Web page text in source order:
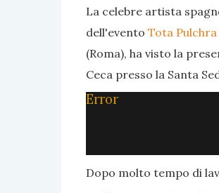
La celebre artista
dell'evento Tota
(Roma), ha visto la
Ceca presso la Santa
Error
Dopo molto tempo di